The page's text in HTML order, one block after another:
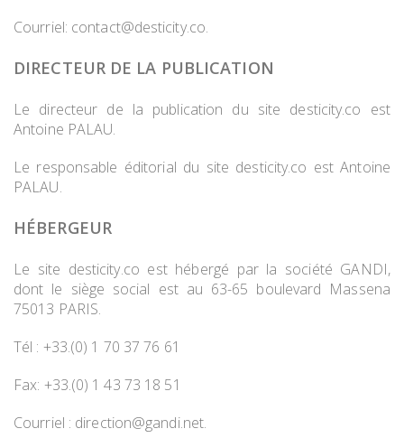
Courriel: contact@desticity.co.
DIRECTEUR DE LA PUBLICATION
Le directeur de la publication du site desticity.co est
Antoine PALAU.
Le responsable éditorial du site desticity.co est Antoine
PALAU.
HÉBERGEUR
Le site desticity.co est hébergé par la société GANDI,
dont le siège social est au 63-65 boulevard Massena
75013 PARIS.
Tél : +33.(0) 1 70 37 76 61
Fax: +33.(0) 1 43 73 18 51
Courriel : direction@gandi.net.